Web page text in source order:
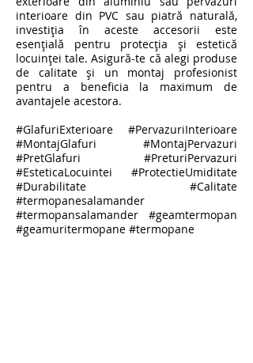
interioare din PVC sau piatră naturală,
investiția în aceste accesorii este
esențială pentru protecția și estetică
locuinței tale. Asigură-te că alegi produse
de calitate și un montaj profesionist
pentru a beneficia la maximum de
avantajele acestora.
#GlafuriExterioare #PervazuriInterioare
#MontajGlafuri #MontajPervazuri
#PretGlafuri #PreturiPervazuri
#EsteticaLocuintei #ProtectieUmiditate
#Durabilitate #Calitate
#termopanesalamander
#termopansalamander #geamtermopan
#geamuritermopane #termopane